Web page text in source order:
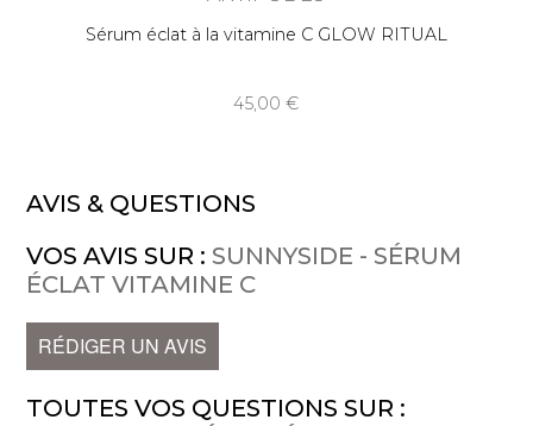
Sérum éclat à la vitamine C GLOW RITUAL
45,00
AVIS & QUESTIONS
VOS AVIS SUR : SUNNYSIDE - SÉRUM
ÉCLAT VITAMINE C
RÉDIGER UN AVIS
TOUTES VOS QUESTIONS SUR :